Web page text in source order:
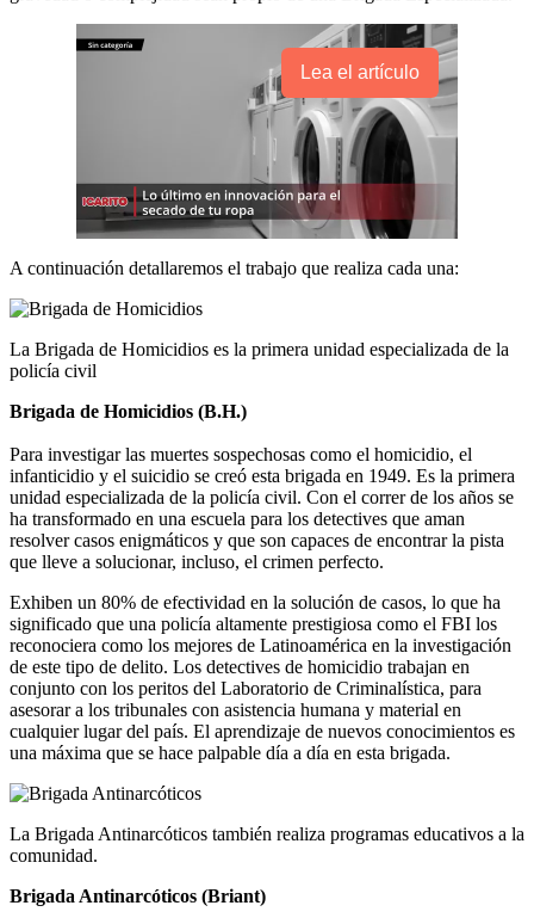
Lea el artículo
A continuación detallaremos el trabajo que realiza cada una:
La Brigada de Homicidios es la primera unidad especializada de la
policía civil
Brigada de Homicidios (B.H.)
Para investigar las muertes sospechosas como el homicidio, el
infanticidio y el suicidio se creó esta brigada en 1949. Es la primera
unidad especializada de la policía civil. Con el correr de los años se
ha transformado en una escuela para los detectives que aman
resolver casos enigmáticos y que son capaces de encontrar la pista
que lleve a solucionar, incluso, el crimen perfecto.
Exhiben un 80% de efectividad en la solución de casos, lo que ha
significado que una policía altamente prestigiosa como el FBI los
reconociera como los mejores de Latinoamérica en la investigación
de este tipo de delito. Los detectives de homicidio trabajan en
conjunto con los peritos del Laboratorio de Criminalística, para
asesorar a los tribunales con asistencia humana y material en
cualquier lugar del país. El aprendizaje de nuevos conocimientos es
una máxima que se hace palpable día a día en esta brigada.
La Brigada Antinarcóticos también realiza programas educativos a la
comunidad.
Brigada Antinarcóticos (Briant)